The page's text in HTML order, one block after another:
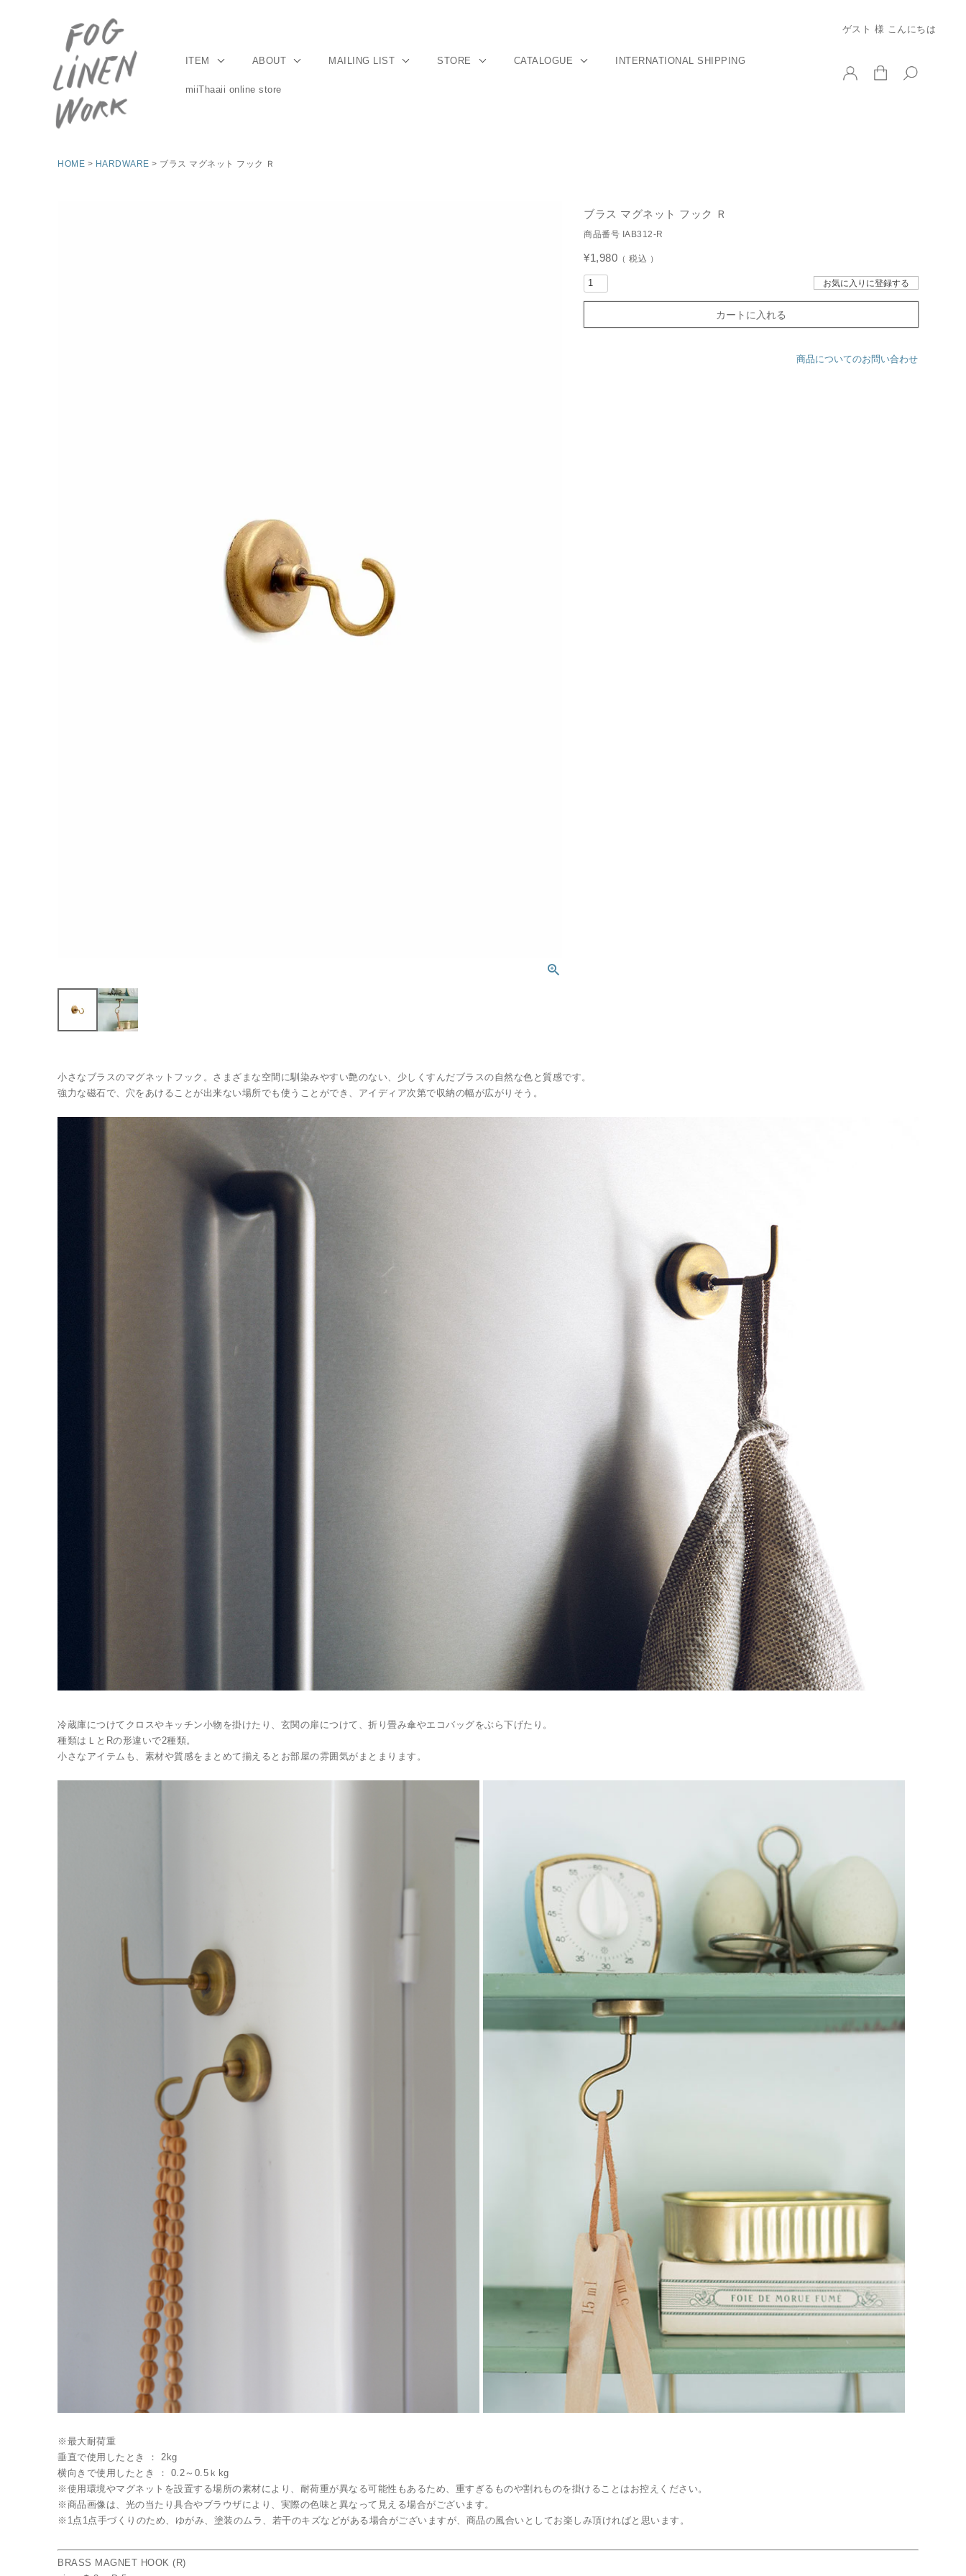
ITEM ABOUT MAILING LIST STORE CATALOGUE INTERNATIONAL SHIPPING
miiThaaii online store
ゲスト 様 こんにちは
HOME HARDWARE ブラス マグネット フック Ｒ
ブラス マグネット フック Ｒ
商品番号 IAB312-R
¥1,980 税込
お気に入りに登録する
カートに入れる
商品についてのお問い合わせ
小さなブラスのマグネットフック。さまざまな空間に馴染みやすい艶のない、少しくすんだブラスの自然な色と質感です。
強力な磁石で、穴をあけることが出来ない場所でも使うことができ、アイディア次第で収納の幅が広がりそう。
冷蔵庫につけてクロスやキッチン小物を掛けたり、玄関の扉につけて、折り畳み傘やエコバッグをぶら下げたり。
種類はＬとRの形違いで2種類。
小さなアイテムも、素材や質感をまとめて揃えるとお部屋の雰囲気がまとまります。
※最大耐荷重
垂直で使用したとき ： 2kg
横向きで使用したとき ： 0.2～0.5ｋkg
※使用環境やマグネットを設置する場所の素材により、耐荷重が異なる可能性もあるため、重すぎるものや割れものを掛けることはお控えください。
※商品画像は、光の当たり具合やブラウザにより、実際の色味と異なって見える場合がございます。
※1点1点手づくりのため、ゆがみ、塗装のムラ、若干のキズなどがある場合がございますが、商品の風合いとしてお楽しみ頂ければと思います。
BRASS MAGNET HOOK (R)